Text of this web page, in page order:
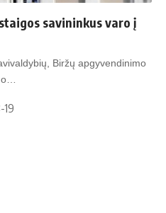
savininkus varo į
Biržų apgyvendinimo
o…
19